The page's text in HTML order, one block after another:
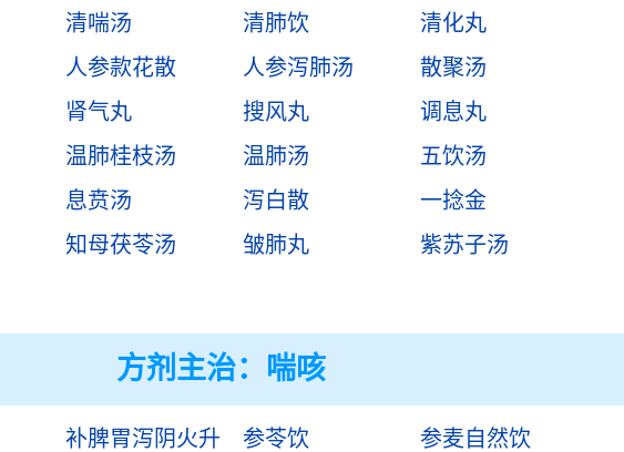
清喘汤 清肺饮
清化丸
人参款花散 人参泻肺汤
散聚汤
肾气丸 搜风丸
调息丸
温肺桂枝汤 温肺汤
五饮汤
息贲汤 泻白散
一捻金
知母茯苓汤 皱肺丸
紫苏子汤
方剂主治： 喘咳
补脾胃泻阴火升
参苓饮
参麦自然饮